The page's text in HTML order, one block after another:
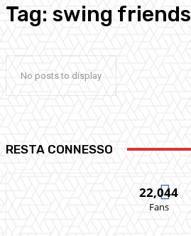
Tag: swing friends
No posts to display
RESTA CONNESSO
22,044
Fans